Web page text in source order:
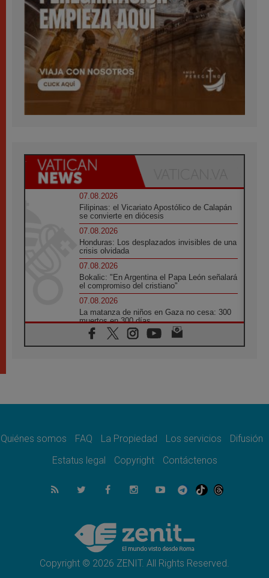
07.08.2026
Filipinas: el Vicariato Apostólico de Calapán
se convierte en diócesis
07.08.2026
Honduras: Los desplazados invisibles de una
crisis olvidada
07.08.2026
Bokalic: "En Argentina el Papa León señalará
el compromiso del cristiano"
07.08.2026
La matanza de niños en Gaza no cesa: 300
muertos en 300 días
07.08.2026
Tagle: La guerra desfigura el mundo, solo la
como misión al servicio del Evangelio
SIGNIS 2026, dar voz a las religiosas en el
espacio público
07.08.2026
Lanzan un proyecto de empoderamiento
Programa oficial del Viaje Apostólico del
Papa León XIV a Francia
Quiénes somos FAQ La Propiedad Los servicios
Difusión
Estatus legal
Copyright Contáctenos
Copyright © 2026 ZENIT. All Rights Reserved.